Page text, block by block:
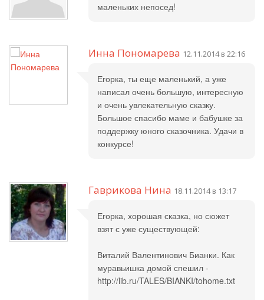
маленьких непосед!
Инна Пономарева 12.11.2014 в 22:16
Егорка, ты еще маленький, а уже
написал очень большую, интересную
и очень увлекательную сказку.
Большое спасибо маме и бабушке за
поддержку юного сказочника. Удачи в
конкурсе!
Гаврикова Нина 18.11.2014 в 13:17
Егорка, хорошая сказка, но сюжет
взят с уже существующей:
Виталий Валентинович Бианки. Как
муравьишка домой спешил -
http://lib.ru/TALES/BIANKI/tohome.txt